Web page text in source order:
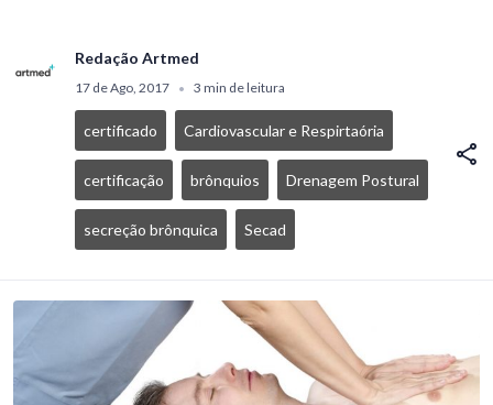
Redação Artmed
17 de Ago, 2017 • 3 min de leitura
certificado Cardiovascular e Respirtaória
certificação brônquios Drenagem Postural
secreção brônquica Secad